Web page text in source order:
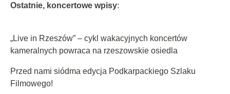
Ostatnie, koncertowe wpisy:
„Live in Rzeszów” – cykl wakacyjnych koncertów
kameralnych powraca na rzeszowskie osiedla
Przed nami siódma edycja Podkarpackiego Szlaku
Filmowego!